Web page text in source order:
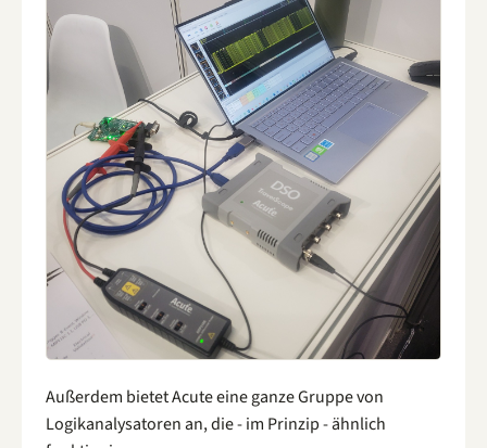
Außerdem bietet Acute eine ganze Gruppe von
Logikanalysatoren an, die - im Prinzip - ähnlich